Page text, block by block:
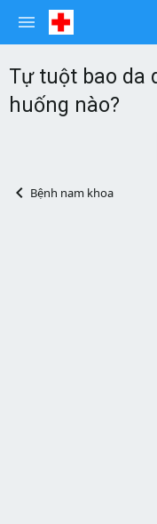
Tự tuột bao da
huống nào?
Bệnh nam khoa